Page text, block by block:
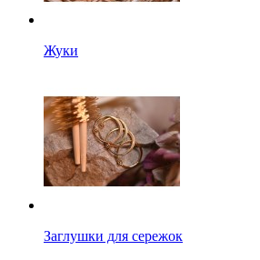
Жуки
Заглушки для сережок